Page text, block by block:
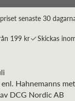
senaste 30
199 kr Skickas
Hahnemanns
DCG Nordic AB